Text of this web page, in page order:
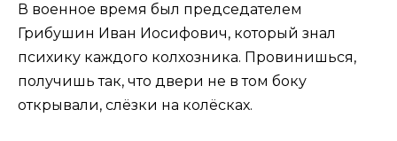
В военное время был председателем
Грибушин Иван Иосифович, который знал
психику каждого колхозника. Провинишься,
получишь так, что двери не в том боку
открывали, слёзки на колёсках.